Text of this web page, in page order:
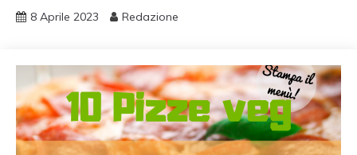
8 Aprile 2023 Redazione